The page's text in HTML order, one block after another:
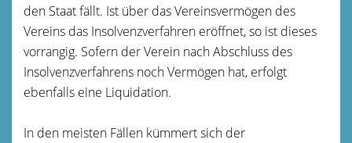
den Staat fällt. Ist über das Vereinsvermögen des
Vereins das Insolvenzverfahren eröffnet, so ist dieses
vorrangig. Sofern der Verein nach Abschluss des
Insolvenzverfahrens noch Vermögen hat, erfolgt
ebenfalls eine Liquidation.
In den meisten Fällen kümmert sich der